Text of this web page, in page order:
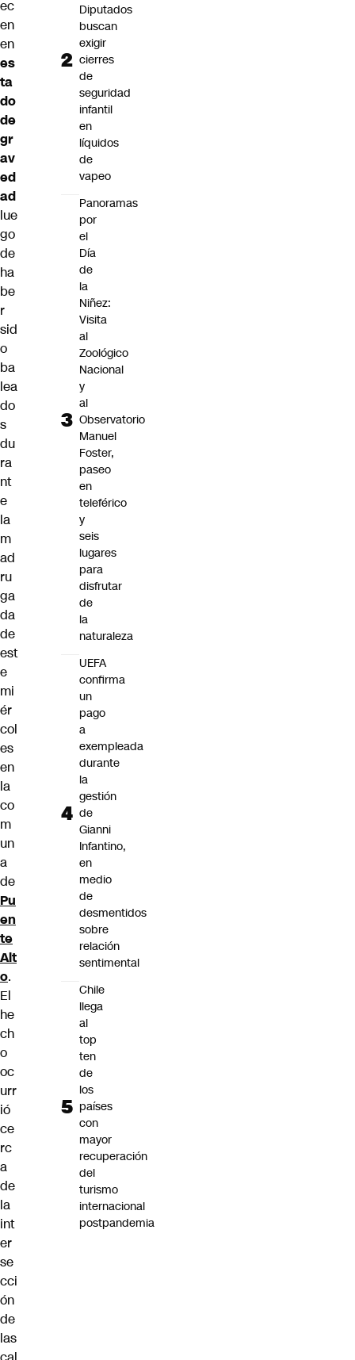
ec
en
en
es
ta
do
de
gr
av
ed
ad
lue
go
de
ha
be
r
sid
o
ba
lea
do
s
du
ra
nt
e
la
m
ad
ru
ga
da
de
est
e
mi
ér
col
es
en
la
co
m
un
a
de
Pu
en
te
Alt
o.
El
he
ch
o
oc
urr
ió
ce
rc
a
de
la
int
er
se
cci
ón
de
las
Diputados
buscan
exigir
cierres
de
seguridad
infantil
en
líquidos
de
vapeo
Panoramas
por
el
Día
de
la
Niñez:
Visita
al
Zoológico
Nacional
y
al
Observatorio
Manuel
Foster,
paseo
en
teleférico
y
seis
lugares
para
disfrutar
de
la
naturaleza
UEFA
confirma
un
pago
a
exempleada
durante
la
gestión
de
Gianni
Infantino,
en
medio
de
desmentidos
sobre
relación
sentimental
Chile
llega
al
top
ten
de
los
países
con
mayor
recuperación
del
turismo
internacional
postpandemia